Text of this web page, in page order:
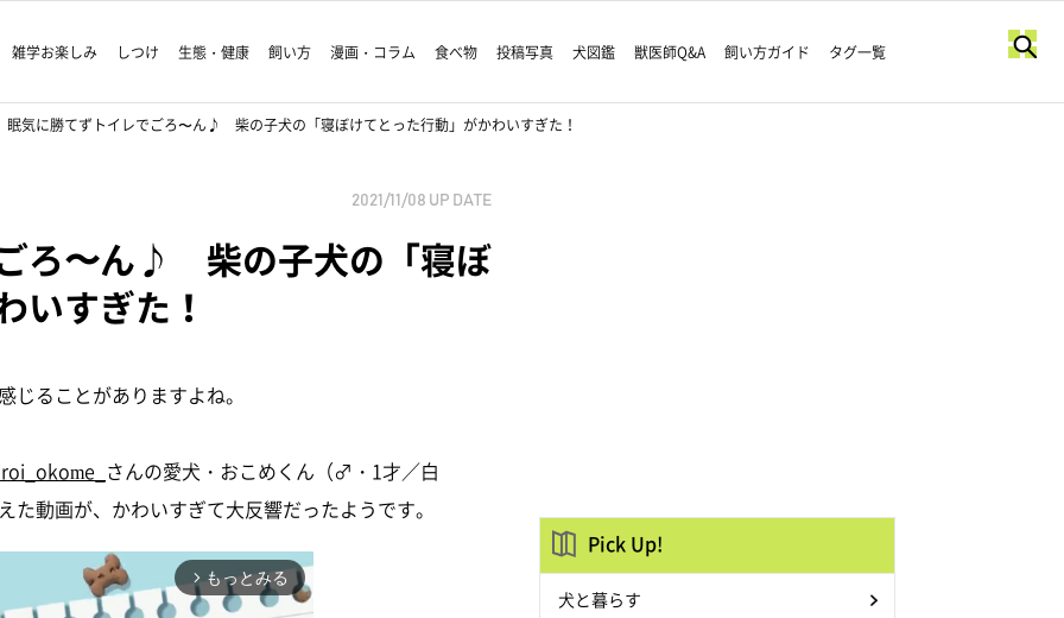
雑学お楽しみ しつけ 生態・健康 飼い方 漫画・コラム 食べ物 投稿写真 犬図鑑 獣医師Q&A 飼い方ガイド タグ一覧
眠気に勝てずトイレでごろ〜ん♪ 柴の子犬の「寝ぼけてとった行動」がかわいすぎた！
2021/11/08 UP DATE
ろ〜ん♪ 柴の子犬の「寝ぼ
いすぎた！
ることがありますよね。
さんの愛犬・おこめくん（♂・1才／白
動画が、かわいすぎて大反響だったようです。
arrow_forward_ios もっとみる
Pick Up!
犬と暮らす